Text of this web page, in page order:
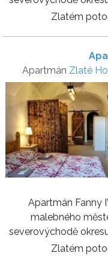
Zlatém
Apartmán Zlaté
Apartmán Fanny
malebného
severovýchodě
Zlatém